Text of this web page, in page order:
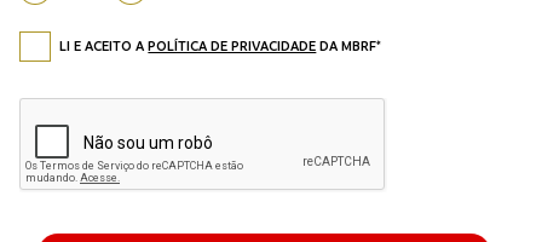
LI E ACEITO APOLÍTICA DE PRIVACIDADE DA MBRF*